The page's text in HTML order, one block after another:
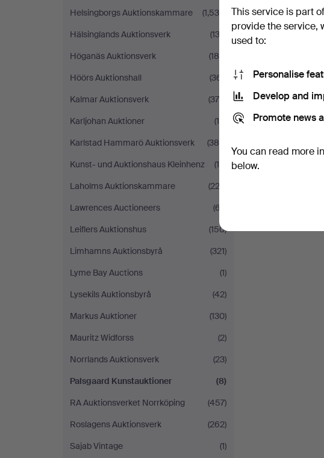
Helsingborgs Auktionskammare
(1,534)
Hälsinglands Auktionsverk
(132)
Höganäs Auktionsverk
(186)
Höörs Auktionshall
(361)
Kalmar Auktionsverk
(378)
Karljohan Auktioner
(10)
Karlstad Hammarö Auktionsverk
(385)
Kunst- und Auktionshaus Kleinhenz
(19)
Laholms Auktionskammare
(223)
Lawrences Auctioneers
(67)
Leiflers Auktionshus
(150)
Limhamns Auktionsbyrå
(321)
Lyme Bay Auctions
(1)
Lysekils Auktionsbyrå
(42)
Markus Auktioner
(130)
Mauritz Widforss
(2)
Norrlands Auktionsverk
(23)
Palsgaard Kunstauktioner
(8)
RA Auktionsverket Norrköping
(457)
Roslagens Auktionsverk
(262)
Sajab Vintage
(1)
This service is part
provide the service,
used to:
Personalise
Develop and
Promote news
You can read more
below.